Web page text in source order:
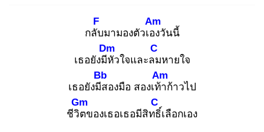
กลับ
F
มามองตัวเอง
Am
วันนี้
เธอยังมีหั
Dm
วใจและลม
C
หายใจ
เธอยังมีส
Bb
องมือ สองเท้า
Am
ก้าวไป
ชีวิต
Gm
ของเธอเธอมีสิทธิ์
C
เลือกเอง